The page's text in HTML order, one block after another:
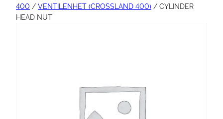
400 / VENTILENHET (CROSSLAND 400) / CYLINDER
HEAD NUT